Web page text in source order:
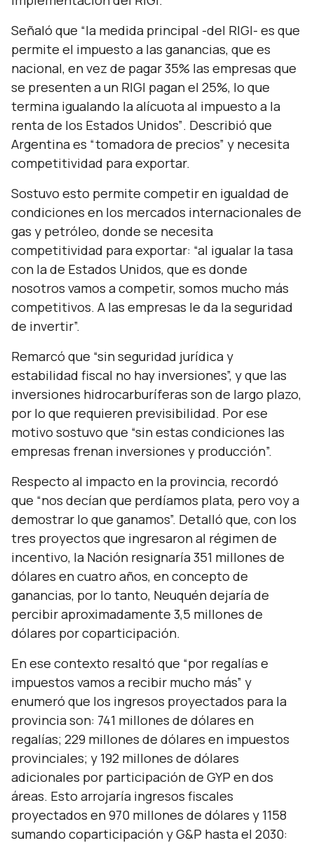
Señaló que “la medida principal -del RIGI- es que
permite el impuesto a las ganancias, que es
nacional, en vez de pagar 35% las empresas que
se presenten a un RIGI pagan el 25%, lo que
termina igualando la alícuota al impuesto a la
renta de los Estados Unidos”. Describió que
Argentina es “tomadora de precios” y necesita
competitividad para exportar.
Sostuvo esto permite competir en igualdad de
condiciones en los mercados internacionales de
gas y petróleo, donde se necesita
competitividad para exportar: “al igualar la tasa
con la de Estados Unidos, que es donde
nosotros vamos a competir, somos mucho más
competitivos. A las empresas le da la seguridad
de invertir”.
Remarcó que “sin seguridad jurídica y
estabilidad fiscal no hay inversiones”, y que las
inversiones hidrocarburíferas son de largo plazo,
por lo que requieren previsibilidad. Por ese
motivo sostuvo que “sin estas condiciones las
empresas frenan inversiones y producción”.
Respecto al impacto en la provincia, recordó
que “nos decían que perdíamos plata, pero voy a
demostrar lo que ganamos”. Detalló que, con los
tres proyectos que ingresaron al régimen de
incentivo, la Nación resignaría 351 millones de
dólares en cuatro años, en concepto de
ganancias, por lo tanto, Neuquén dejaría de
percibir aproximadamente 3,5 millones de
dólares por coparticipación.
En ese contexto resaltó que “por regalías e
impuestos vamos a recibir mucho más” y
enumeró que los ingresos proyectados para la
provincia son: 741 millones de dólares en
regalías; 229 millones de dólares en impuestos
provinciales; y 192 millones de dólares
adicionales por participación de GYP en dos
áreas. Esto arrojaría ingresos fiscales
proyectados en 970 millones de dólares y 1158
sumando coparticipación y G&P hasta el 2030: